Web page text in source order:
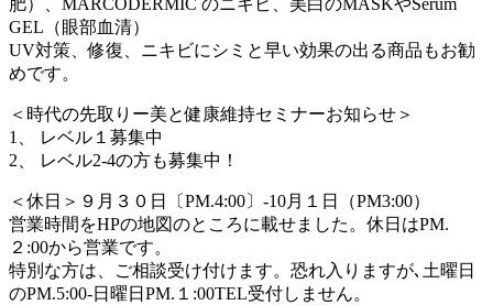
肥）、MARCODERMIC のニキビ、美白のMASKやSerum
GEL（眼部血清）
UV対策、修復、ニキビにシミと早い効果の出る商品もお勧
めです。
＜時代の先取りー美と健康維持セミナーお知らせ＞
1、 レベル１募集中
2、 レベル2-4の方も募集中！
＜休日＞９月３０日〔PM.4:00〕-10月１日（PM3:00）
営業時間をHPの地図のところに載せました。休日はPM.
２:00から営業です。
特別な方は、ご相談受け付けます。恐れ入りますが､土曜日
のPM.5:00-日曜日PM.１:00TEL受付しません。